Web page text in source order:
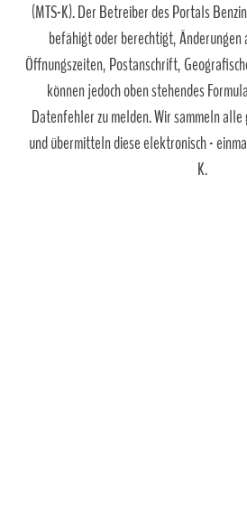
(MTS-K). Der Betreiber des Portals
befähigt oder berechtigt, Änderungen
Öffnungszeiten, Postanschrift,
können jedoch oben stehendes
Datenfehler zu melden. Wir sammeln
und übermitteln diese elektronisch -
K.